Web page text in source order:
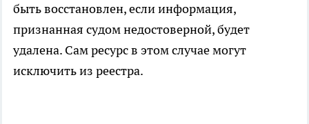
быть восстановлен, если информация,
признанная судом недостоверной, будет
удалена. Сам ресурс в этом случае могут
исключить из реестра.